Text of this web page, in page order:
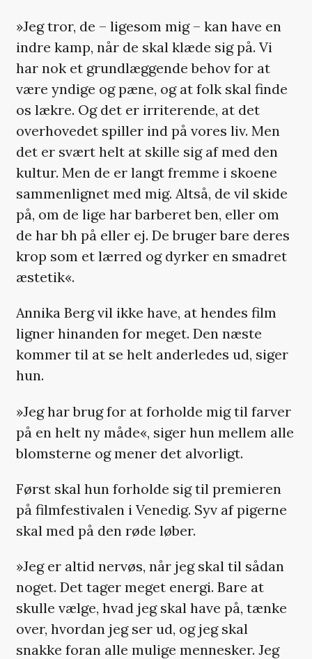
»Jeg tror, de – ligesom mig – kan have en
indre kamp, når de skal klæde sig på. Vi
har nok et grundlæggende behov for at
være yndige og pæne, og at folk skal finde
os lækre. Og det er irriterende, at det
overhovedet spiller ind på vores liv. Men
det er svært helt at skille sig af med den
kultur. Men de er langt fremme i skoene
sammenlignet med mig. Altså, de vil skide
på, om de lige har barberet ben, eller om
de har bh på eller ej. De bruger bare deres
krop som et lærred og dyrker en smadret
æstetik«.
Annika Berg vil ikke have, at hendes film
ligner hinanden for meget. Den næste
kommer til at se helt anderledes ud, siger
hun.
»Jeg har brug for at forholde mig til farver
på en helt ny måde«, siger hun mellem alle
blomsterne og mener det alvorligt.
Først skal hun forholde sig til premieren
på filmfestivalen i Venedig. Syv af pigerne
skal med på den røde løber.
»Jeg er altid nervøs, når jeg skal til sådan
noget. Det tager meget energi. Bare at
skulle vælge, hvad jeg skal have på, tænke
over, hvordan jeg ser ud, og jeg skal
snakke foran alle mulige mennesker. Jeg